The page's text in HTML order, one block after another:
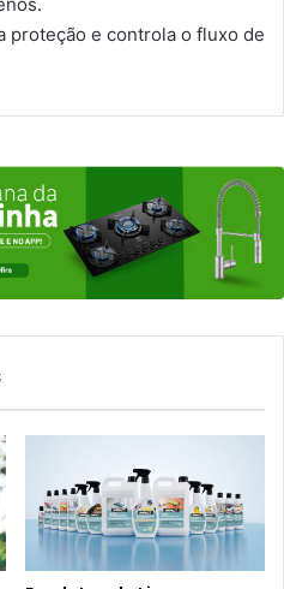
proteção e controla o fluxo de